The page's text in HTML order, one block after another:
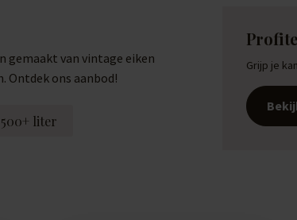
gemaakt van vintage eiken
Ontdek ons aanbod!
500+ liter
Grijp je